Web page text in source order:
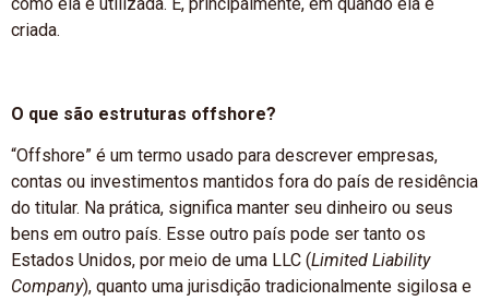
criada.
O que são estruturas offshore?
“Offshore” é um termo usado para descrever empresas,
contas ou investimentos mantidos fora do país de residência
do titular. Na prática, significa manter seu dinheiro ou seus
bens em outro país. Esse outro país pode ser tanto os
Estados Unidos, por meio de uma LLC (Limited Liability
Company), quanto uma jurisdição tradicionalmente sigilosa e